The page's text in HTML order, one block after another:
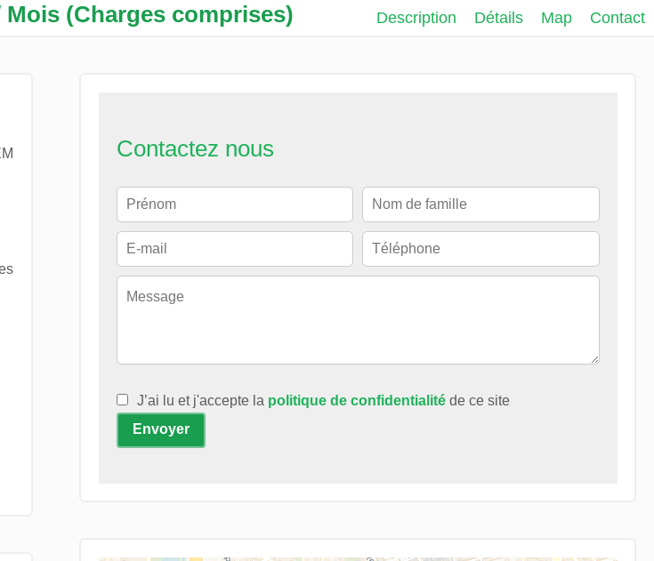
Mois (Charges comprises) Description Détails Map Contact
Contactez nous
J’ai lu et j'accepte la politique de confidentialitéde ce site
Envoyer